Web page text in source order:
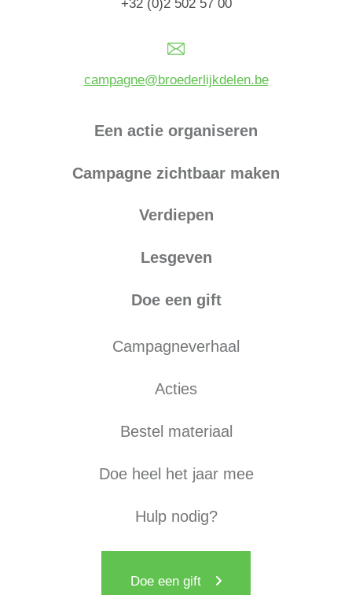
campagne@broederlijkdelen.be
Een actie organiseren
Campagne zichtbaar maken
Verdiepen
Lesgeven
Doe een gift
Campagneverhaal
Acties
Bestel materiaal
Doe heel het jaar mee
Hulp nodig?
Doe een gift